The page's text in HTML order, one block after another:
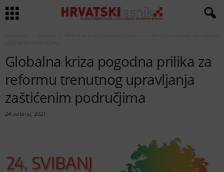
Globalna kriza pogodna prilika za
reformu trenutnog upravljanja
zaštićenim područjima
24 svibnja, 2021